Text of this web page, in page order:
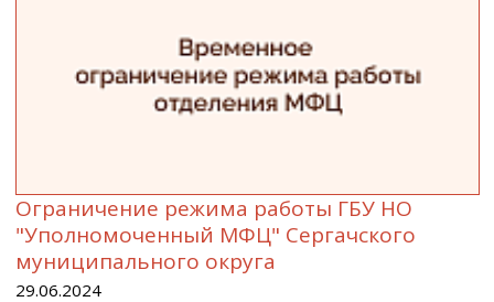
Ограничение режима работы ГБУ НО
"Уполномоченный МФЦ" Сергачского
муниципального округа
29.06.2024